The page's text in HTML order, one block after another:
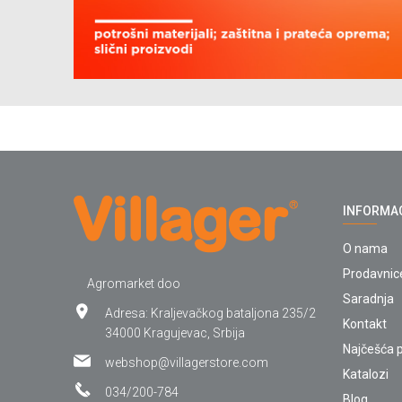
Agromarket doo
Adresa: Kraljevačkog bataljona 235/2
34000 Kragujevac, Srbija
webshop@villagerstore.com
034/200-784
O nama
Saradnja
Kontakt
Najčešća
Katalozi